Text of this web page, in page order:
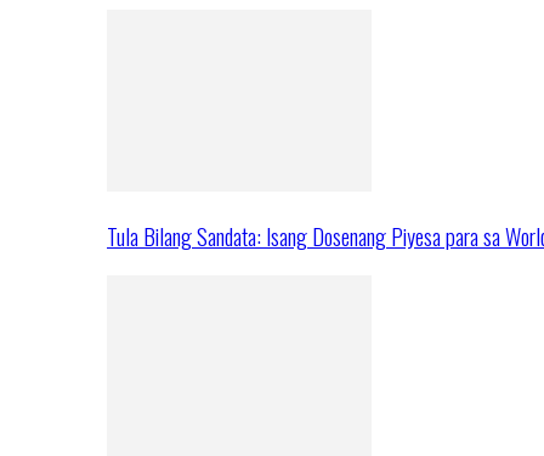
Tula Bilang Sandata: Isang Dosenang Piyesa para sa